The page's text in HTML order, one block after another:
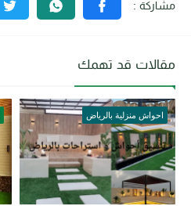
مقالات قد تهمك
احواش منزلية بالرياض